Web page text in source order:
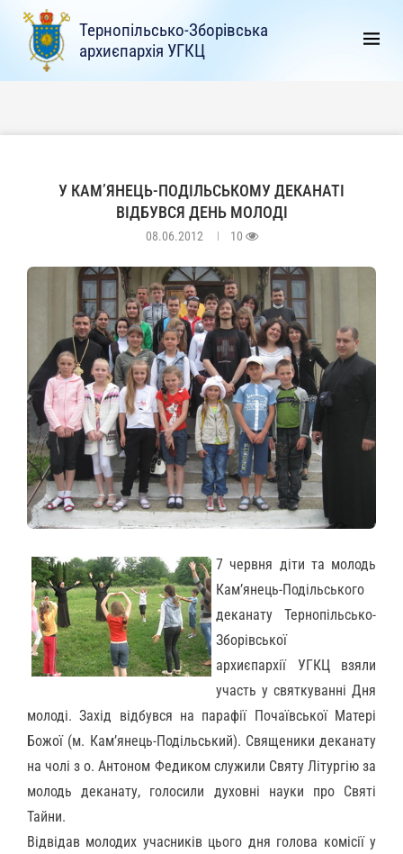
Тернопільсько-Зборівська
архиєпархія УГКЦ
У КАМ’ЯНЕЦЬ-ПОДІЛЬСЬКОМУ ДЕКАНАТІ
ВІДБУВСЯ ДЕНЬ МОЛОДІ
08.06.2012 10
7 червня діти та молодь
Кам’янець-Подільського
деканату Тернопільсько-
Зборівської
архиєпархії УГКЦ взяли
участь у святкуванні Дня
молоді.Захід відбувся на парафії Почаївської Матері
Божої (м. Кам’янець-Подільський). Священики деканату
на чолі з о. Антоном Федиком служили Святу Літургію за
молодь деканату, голосили духовні науки про Святі
Тайни.
Відвідав молодих учасників цього дня голова комісії у